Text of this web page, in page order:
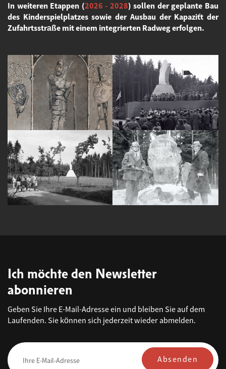
In weiteren Etappen (2026 - 2028) sollen der geplante Bau
des Kinderspielplatzes sowie der Ausbau der Kapazität der
Zufahrtsstraße mit einem integrierten Radweg erfolgen.
Ich möchte den Newsletter
abonnieren
Geben Sie Ihre E-Mail-Adresse ein und bleiben Sie auf dem
Laufenden. Sie können sich jederzeit wieder abmelden.
Absenden